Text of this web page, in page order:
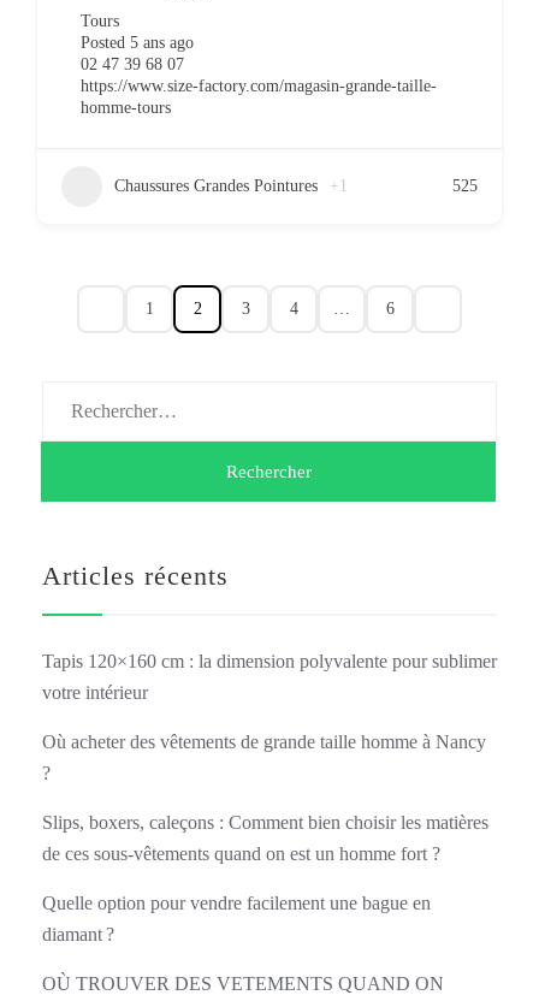
Tours
Posted 5 ans ago
02 47 39 68 07
https://www.size-factory.com/magasin-grande-taille-
homme-tours
Chaussures Grandes Pointures +1 525
1 2 3 4 … 6
Articles récents
Tapis 120×160 cm : la dimension polyvalente pour sublimer
votre intérieur
Où acheter des vêtements de grande taille homme à Nancy
?
Slips, boxers, caleçons : Comment bien choisir les matières
de ces sous-vêtements quand on est un homme fort ?
Quelle option pour vendre facilement une bague en
diamant ?
OÙ TROUVER DES VETEMENTS QUAND ON